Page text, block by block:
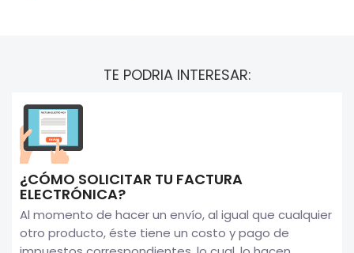
TE PODRIA INTERESAR:
¿CÓMO SOLICITAR TU FACTURA
ELECTRÓNICA?
Al momento de hacer un envío, al igual que cualquier
otro producto, éste tiene un costo y pago de